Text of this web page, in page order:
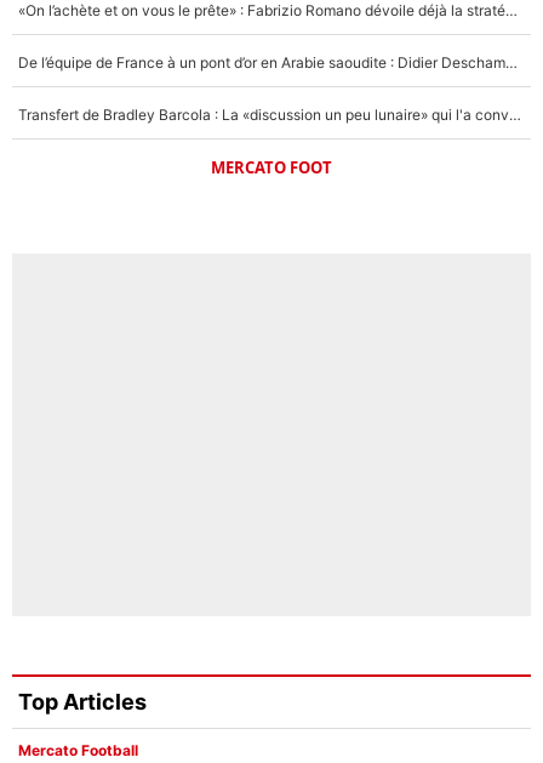
«On l’achète et on vous le prête» : Fabrizio Romano dévoile déjà la stratégie du PSG avec le transfert de Zion Suzuki !
De l’équipe de France à un pont d’or en Arabie saoudite : Didier Deschamps a donné sa réponse !
Transfert de Bradley Barcola : La «discussion un peu lunaire» qui l'a convaincu de quitter le PSG, son entourage est pointé du doigt
MERCATO FOOT
Top Articles
Mercato Football